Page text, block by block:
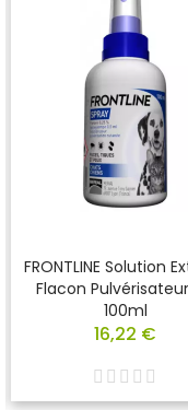
FRONTLINE Solution
Flacon
100ml
16,22 €